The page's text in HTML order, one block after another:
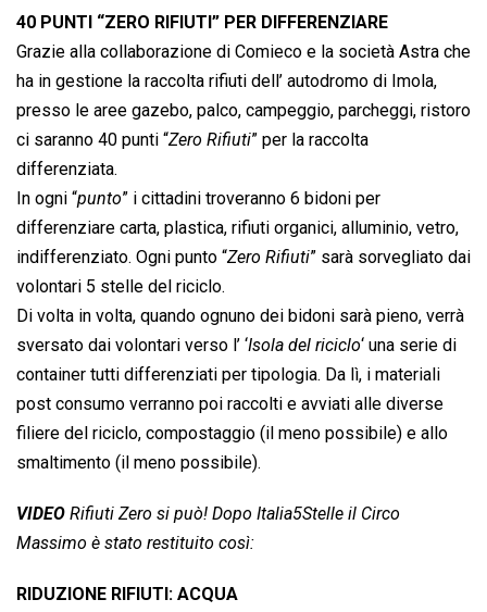
40 PUNTI “ZERO RIFIUTI” PER DIFFERENZIARE
Grazie alla collaborazione di Comieco e la società Astra che
ha in gestione la raccolta rifiuti dell’ autodromo di Imola,
presso le aree gazebo, palco, campeggio, parcheggi, ristoro
ci saranno 40 punti “Zero Rifiuti” per la raccolta
differenziata.
In ogni “punto” i cittadini troveranno 6 bidoni per
differenziare carta, plastica, rifiuti organici, alluminio, vetro,
indifferenziato. Ogni punto “Zero Rifiuti” sarà sorvegliato dai
volontari 5 stelle del riciclo.
Di volta in volta, quando ognuno dei bidoni sarà pieno, verrà
sversato dai volontari verso l’ ‘Isola del riciclo‘ una serie di
container tutti differenziati per tipologia. Da lì, i materiali
post consumo verranno poi raccolti e avviati alle diverse
filiere del riciclo, compostaggio (il meno possibile) e allo
smaltimento (il meno possibile).
VIDEO Rifiuti Zero si può! Dopo Italia5Stelle il Circo
Massimo è stato restituito così:
RIDUZIONE RIFIUTI: ACQUA